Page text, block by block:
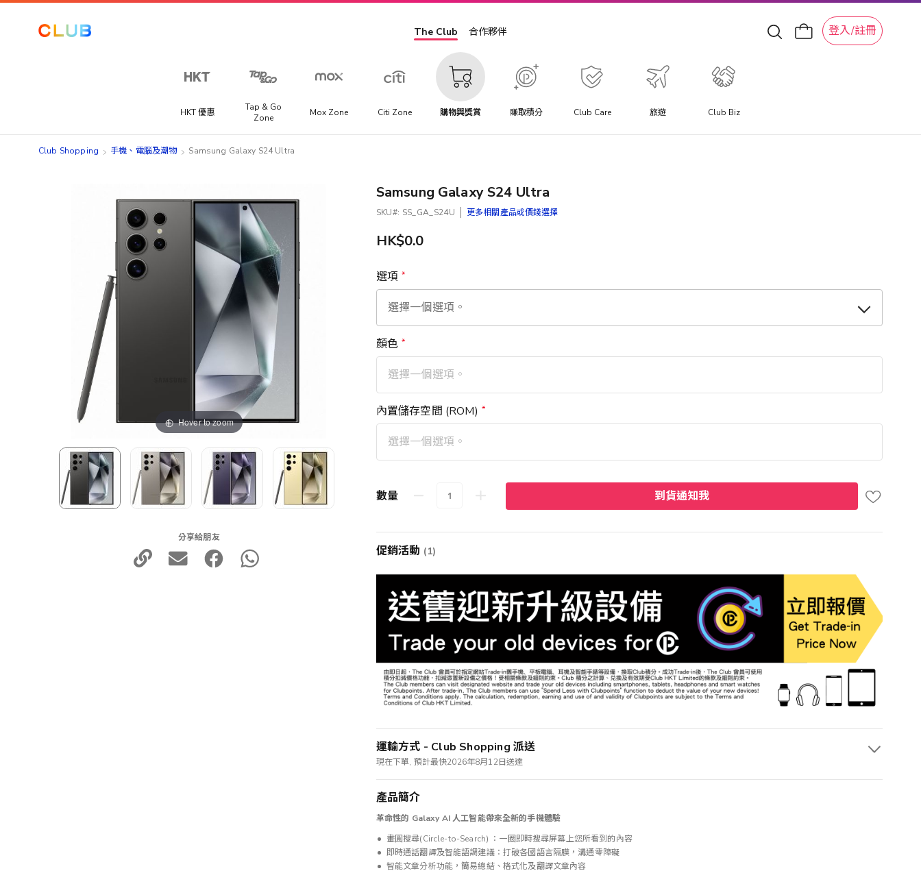
The Club 合作夥伴 登入/註冊
HKT 優惠
Tap & Go
Zone
Mox Zone Citi Zone 購物與獎賞 賺取積分 Club Care 旅遊 Club Biz
Club Shopping 手機、電腦及潮物 Samsung Galaxy S24 Ultra
Hover to zoom
分享給朋友
Samsung Galaxy S24 Ultra
SKU SS_GA_S24U 更多相關產品或價錢選擇
HK$0.0
選項
顏色
內置儲存空間 (ROM)
數量 到貨通知我
促銷活動 (1)
運輸方式 - Club Shopping 派送
現在下單, 預計最快2026年8月12日送達
產品簡介
革命性的 Galaxy AI 人工智能帶來全新的手機體驗
畫圓搜尋(Circle-to-Search) ：一圈即時搜尋屏幕上您所看到的內容
即時通話翻譯及智能語調建議：打破各國語言隔膜，溝通零障礙
智能文章分析功能，簡易總結、格式化及翻譯文章內容